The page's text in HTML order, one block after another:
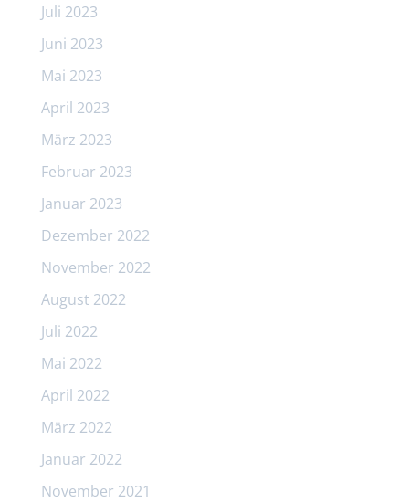
Juli 2023
Juni 2023
Mai 2023
April 2023
März 2023
Februar 2023
Januar 2023
Dezember 2022
November 2022
August 2022
Juli 2022
Mai 2022
April 2022
März 2022
Januar 2022
November 2021